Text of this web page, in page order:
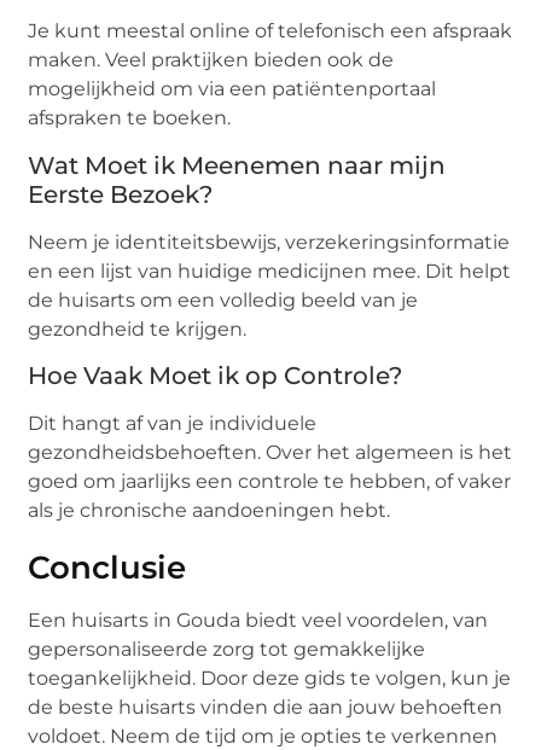
Je kunt meestal online of telefonisch een afspraak
maken. Veel praktijken bieden ook de
mogelijkheid om via een patiëntenportaal
afspraken te boeken.
Wat Moet ik Meenemen naar mijn
Eerste Bezoek?
Neem je identiteitsbewijs, verzekeringsinformatie
en een lijst van huidige medicijnen mee. Dit helpt
de huisarts om een volledig beeld van je
gezondheid te krijgen.
Hoe Vaak Moet ik op Controle?
Dit hangt af van je individuele
gezondheidsbehoeften. Over het algemeen is het
goed om jaarlijks een controle te hebben, of vaker
als je chronische aandoeningen hebt.
Conclusie
Een huisarts in Gouda biedt veel voordelen, van
gepersonaliseerde zorg tot gemakkelijke
toegankelijkheid. Door deze gids te volgen, kun je
de beste huisarts vinden die aan jouw behoeften
voldoet. Neem de tijd om je opties te verkennen